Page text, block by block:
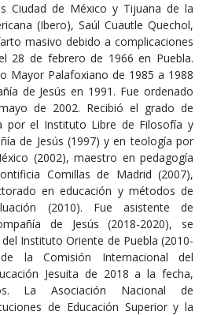
Ciudad de México y Tijuana de la
(Ibero), Saúl Cuautle Quechol,
masivo debido a complicaciones
28 de febrero de 1966 en Puebla.
Mayor Palafoxiano de 1985 a 1988
de Jesús en 1991. Fue ordenado
de 2002. Recibió el grado de
por el Instituto Libre de Filosofía y
de Jesús (1997) y en teología por
(2002), maestro en pedagogía
Comillas de Madrid (2007),
en educación y métodos de
(2010). Fue asistente de
de Jesús (2018-2020), se
Instituto Oriente de Puebla (2010-
la Comisión Internacional del
Jesuita de 2018 a la fecha,
La Asociación Nacional de
de Educación Superior y la